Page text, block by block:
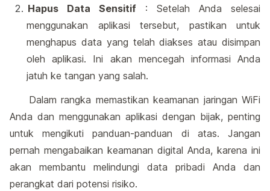
Hapus Data Sensitif : Setelah Anda selesai
menggunakan aplikasi tersebut, pastikan untuk
menghapus data yang telah diakses atau disimpan
oleh aplikasi. Ini akan mencegah informasi Anda
jatuh ke tangan yang salah.
Dalam rangka memastikan keamanan jaringan WiFi
Anda dan menggunakan aplikasi dengan bijak, penting
untuk mengikuti panduan-panduan di atas. Jangan
pernah mengabaikan keamanan digital Anda, karena ini
akan membantu melindungi data pribadi Anda dan
perangkat dari potensi risiko.